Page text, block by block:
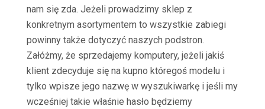
nam się zda. Jeżeli prowadzimy sklep z
konkretnym asortymentem to wszystkie zabiegi
powinny także dotyczyć naszych podstron.
Załóżmy, że sprzedajemy komputery, jeżeli jakiś
klient zdecyduje się na kupno któregoś modelu i
tylko wpisze jego nazwę w wyszukiwarkę i jeśli my
wcześniej takie właśnie hasło będziemy